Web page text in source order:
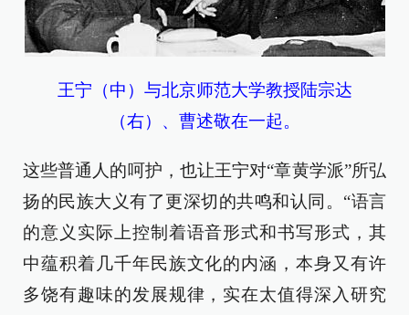
王宁（中）与北京师范大学教授陆宗达
（右）、曹述敬在一起。
这些普通人的呵护，也让王宁对“章黄学派”所弘
扬的民族大义有了更深切的共鸣和认同。“语言
的意义实际上控制着语音形式和书写形式，其
中蕴积着几千年民族文化的内涵，本身又有许
多饶有趣味的发展规律，实在太值得深入研究